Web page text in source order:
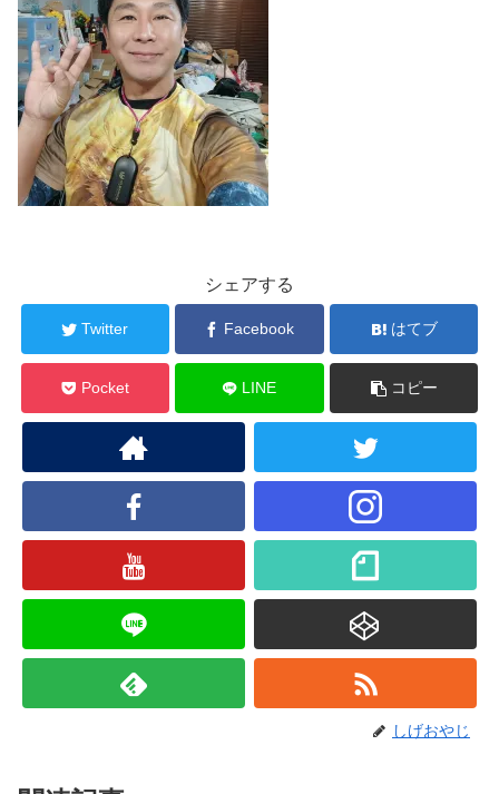
シェアする
Twitter Facebook はてブ
Pocket LINE コピー
しげおやじ